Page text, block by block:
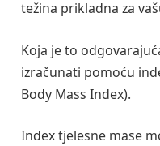
težina prikladna za
Koja je to
izračunati pomoću
Body Mass Index).
Index tjelesne mase